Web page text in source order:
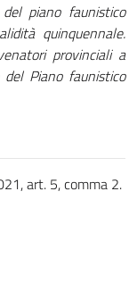
piano faunistico
quinquennale.
provinciali a
Piano faunistico
art. 5, comma 2.